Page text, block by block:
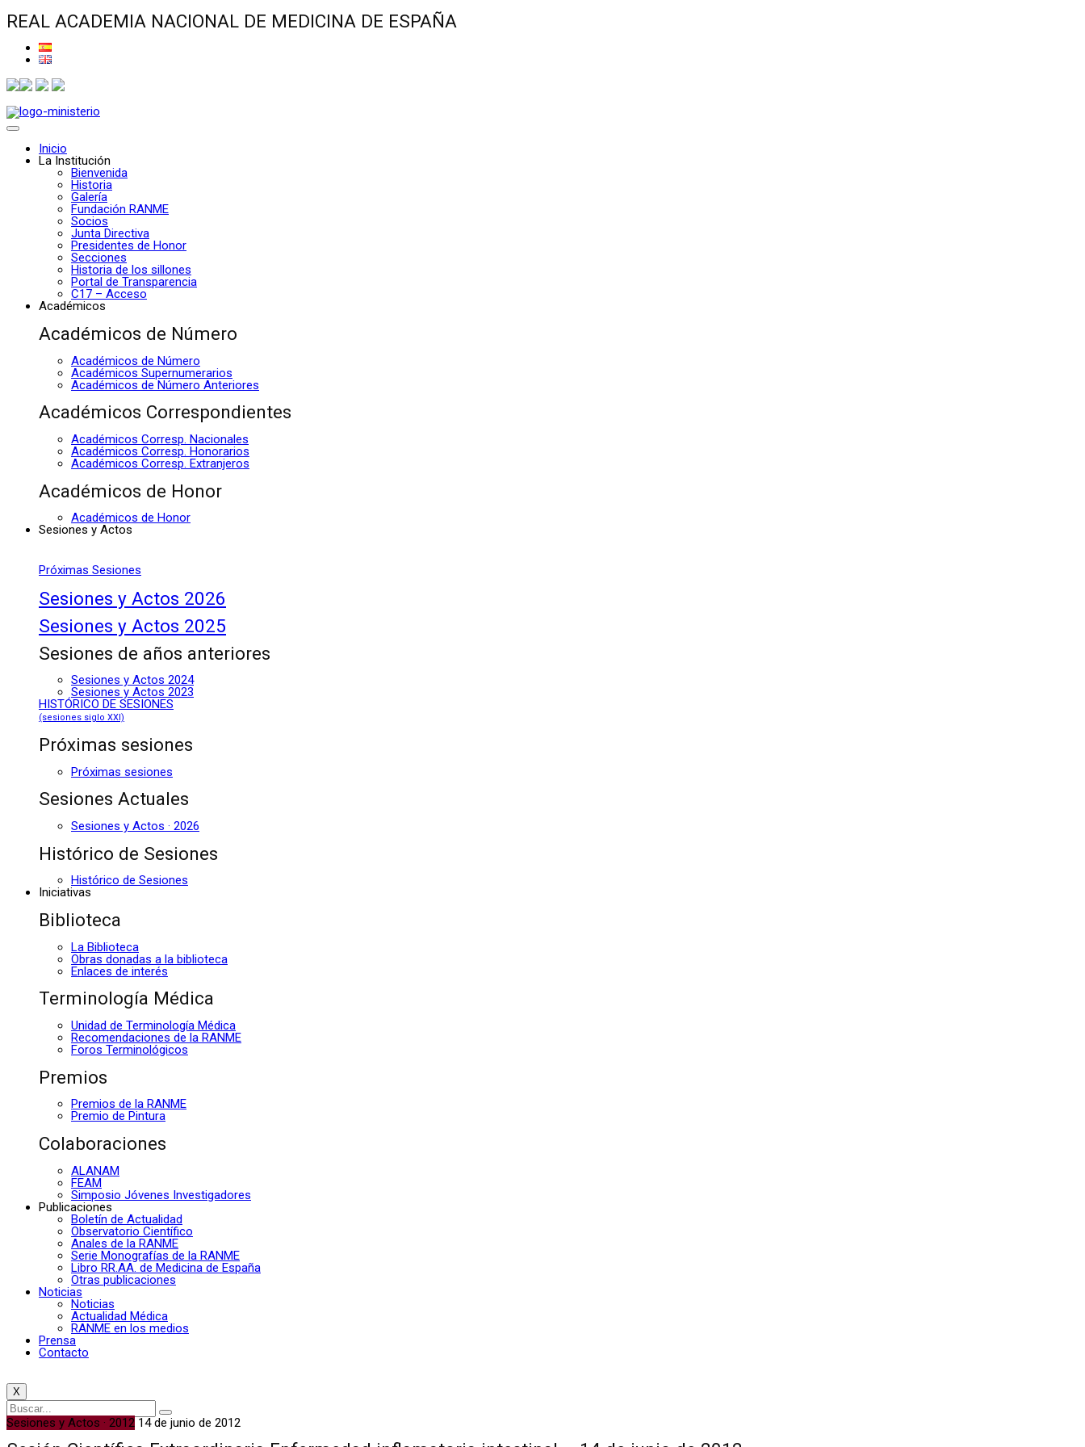
REAL ACADEMIA NACIONAL DE MEDICINA DE ESPAÑA
Inicio
La Institución
Bienvenida
Historia
Galería
Fundación RANME
Socios
Junta Directiva
Presidentes de Honor
Secciones
Historia de los sillones
Portal de Transparencia
C17 – Acceso
Académicos
Académicos de Número
Académicos de Número
Académicos Supernumerarios
Académicos de Número Anteriores
Académicos Correspondientes
Académicos Corresp. Nacionales
Académicos Corresp. Honorarios
Académicos Corresp. Extranjeros
Académicos de Honor
Académicos de Honor
Sesiones y Actos
Próximas Sesiones
Sesiones y Actos 2026
Sesiones y Actos 2025
Sesiones de años anteriores
Sesiones y Actos 2024
Sesiones y Actos 2023
HISTÓRICO DE SESIONES
(sesiones siglo XXI)
Próximas sesiones
Próximas sesiones
Sesiones Actuales
Sesiones y Actos · 2026
Histórico de Sesiones
Histórico de Sesiones
Iniciativas
Biblioteca
La Biblioteca
Obras donadas a la biblioteca
Enlaces de interés
Terminología Médica
Unidad de Terminología Médica
Recomendaciones de la RANME
Foros Terminológicos
Premios
Premios de la RANME
Premio de Pintura
Colaboraciones
ALANAM
FEAM
Simposio Jóvenes Investigadores
Publicaciones
Boletín de Actualidad
Observatorio Científico
Anales de la RANME
Serie Monografías de la RANME
Libro RR.AA. de Medicina de España
Otras publicaciones
Noticias
Noticias
Actualidad Médica
RANME en los medios
Prensa
Contacto
X
Sesiones y Actos · 2012 14 de junio de 2012